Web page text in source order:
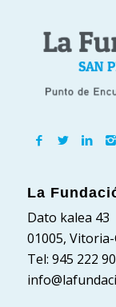
La
Dato kalea 43
01005,
Tel: 945 222